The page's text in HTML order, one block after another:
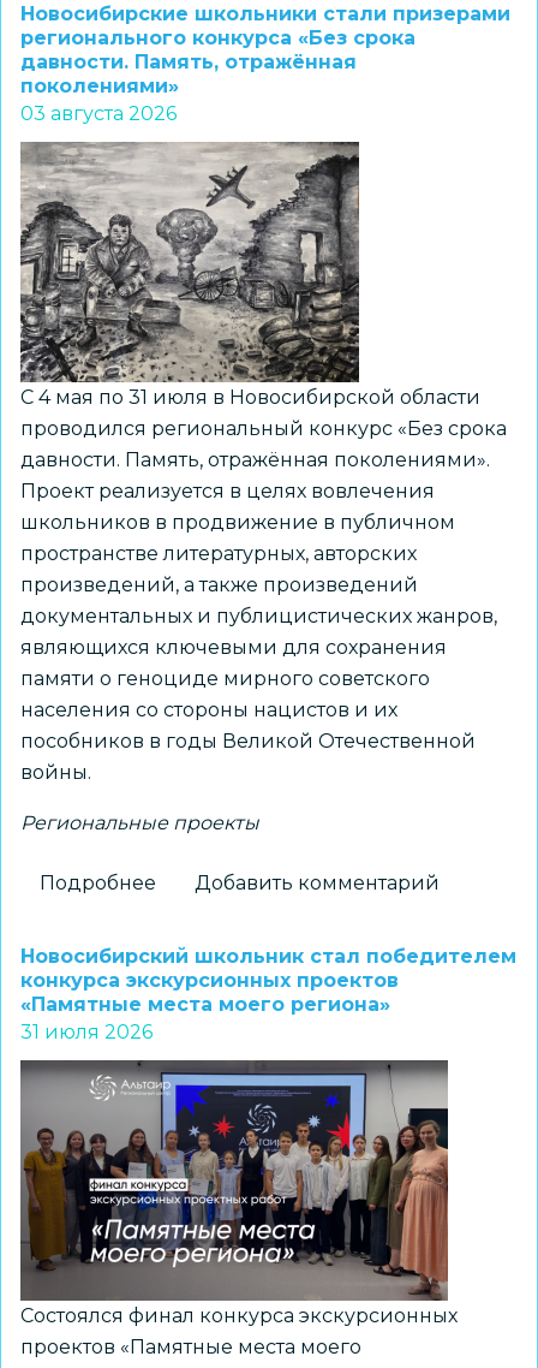
на
получение
статуса
«Площадка
НТО»
2026–
2027
учебного
года
Новосибирские школьники стали призерами
регионального конкурса «Без срока
давности. Память, отражённая
поколениями»
03 августа 2026
С 4 мая по 31 июля в Новосибирской области
проводился региональный конкурс «Без срока
давности. Память, отражённая поколениями».
Проект реализуется в целях вовлечения
школьников в продвижение в публичном
пространстве литературных, авторских
произведений, а также произведений
документальных и публицистических жанров,
являющихся ключевыми для сохранения
памяти о геноциде мирного советского
населения со стороны нацистов и их
пособников в годы Великой Отечественной
войны.
Региональные проекты
Подробнее
школьники
стали
призерами
конкурса
«Без
срока
давности.
Память,
отражённая
поколениями»
Добавить комментарий
Новосибирский школьник стал победителем
конкурса экскурсионных проектов
«Памятные места моего региона»
31 июля 2026
Состоялся финал конкурса экскурсионных
проектов «Памятные места моего